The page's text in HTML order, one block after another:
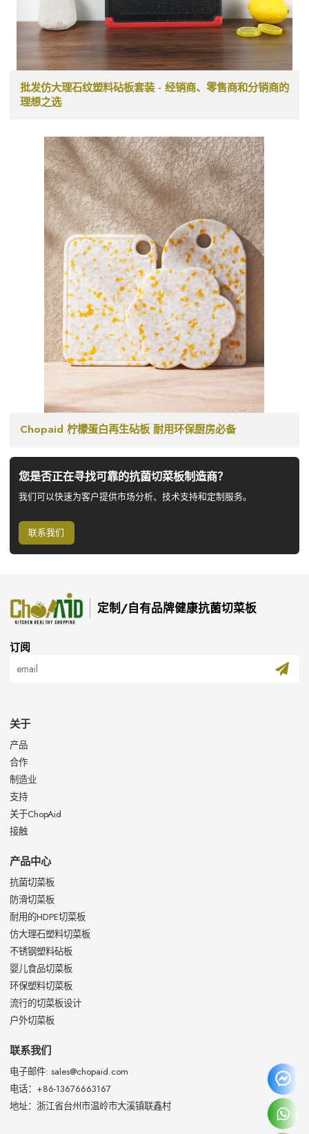
批发仿大理石纹塑料砧板套装 - 经销商、零售商和分销商的
理想之选
Chopaid 柠檬蛋白再生砧板 耐用环保厨房必备
您是否正在寻找可靠的抗菌切菜板制造商？
我们可以快速为客户提供市场分析、技术支持和定制服务。
联系我们
定制/自有品牌健康抗菌切菜板
订阅
关于
产品
合作
制造业
支持
关于ChopAid
接触
产品中心
抗菌切菜板
防滑切菜板
耐用的HDPE切菜板
仿大理石塑料切菜板
不锈钢塑料砧板
婴儿食品切菜板
环保塑料切菜板
流行的切菜板设计
户外切菜板
联系我们
电子邮件: sales@chopaid.com
电话：+86-13676663167
地址：浙江省台州市温岭市大溪镇联鑫村